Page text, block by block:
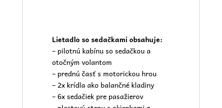
Lietadlo so sedačkami obsahuje:
– pilotnú kabínu so sedačkou a
otočným volantom
– prednú časť s motorickou hrou
– 2x krídla ako balančné kladiny
– 6x sedačiek pre pasažierov